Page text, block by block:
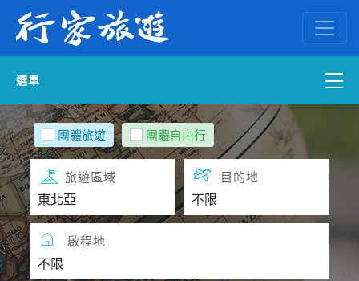
選單
國內外訂房
自組一團
中南部出發
國內旅遊
團體旅遊 團體自由行
旅遊區域 目的地
啟程地